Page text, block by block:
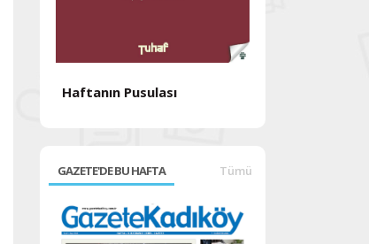
Haftanın Pusulası
GAZETE'DE BU HAFTA Tümü